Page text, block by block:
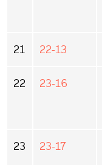
21 22-13
22 23-16
23 23-17